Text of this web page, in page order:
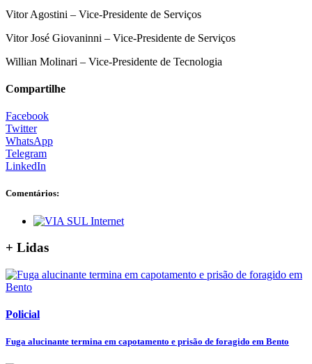
Vitor Agostini – Vice-Presidente de Serviços
Vitor José Giovaninni – Vice-Presidente de Serviços
Willian Molinari – Vice-Presidente de Tecnologia
Compartilhe
Facebook
Twitter
WhatsApp
Telegram
LinkedIn
Comentários:
+ Lidas
Policial
Fuga alucinante termina em capotamento e prisão de foragido em Bento